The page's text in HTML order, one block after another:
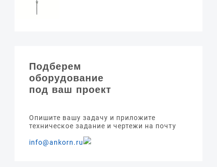
Подберем
оборудование
под ваш проект
Опишите вашу задачу и приложите
техническое задание и чертежи на почту
info@ankorn.ru